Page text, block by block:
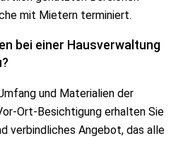
mit Mietern terminiert.
bei einer Hausverwaltung
und Materialien der
Ort-Besichtigung erhalten Sie
verbindliches Angebot, das alle